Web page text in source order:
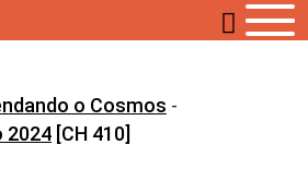
o Cosmos -
2024 [CH 410]